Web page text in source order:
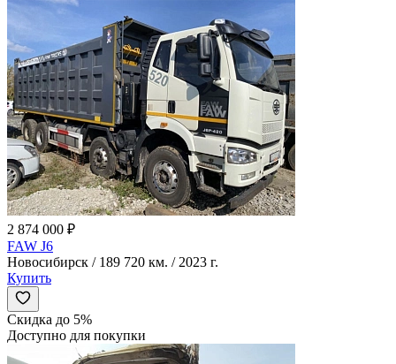
2 874 000 ₽
FAW J6
Новосибирск / 189 720 км. / 2023 г.
Купить
Скидка до 5%
Доступно для покупки